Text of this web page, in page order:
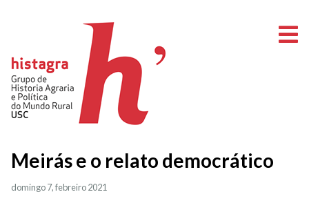
Meirás e o relato democrático
domingo 7, febreiro 2021